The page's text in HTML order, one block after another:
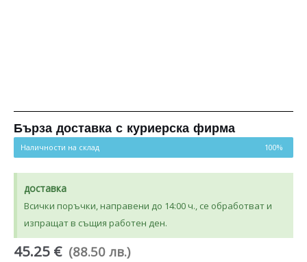
Бърза доставка с куриерска фирма
Наличности на склад 100%
доставка
Всички поръчки, направени до 14:00 ч., се обработват и
изпращат в същия работен ден.
45.25 € (88.50 лв.)